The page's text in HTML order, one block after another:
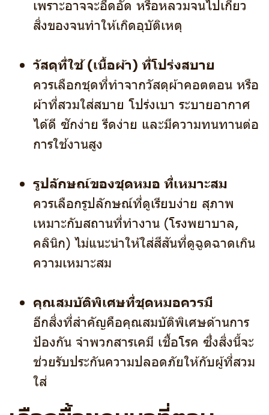
เพราะอาจจะอึดอัด หรือหลวมจนไปเกี่ยว
สิ่งของจนทำให้เกิดอุบัติเหตุ
วัสดุที่ใช้ (เนื้อผ้า) ที่โปร่งสบาย
ควรเลือกชุดที่ทำจากวัสดุผ้าคอตตอน หรือ
ผ้าที่สวมใส่สบาย โปร่งเบา ระบายอากาศ
ได้ดี ซักง่าย รีดง่าย และมีความทนทานต่อ
การใช้งานสูง
รูปลักษณ์ของชุดหมอ ที่เหมาะสม
ควรเลือกรูปลักษณ์ที่ดูเรียบง่าย สุภาพ
เหมาะกับสถานที่ทำงาน (โรงพยาบาล,
คลินิก) ไม่แนะนำให้ใส่สีสันที่ดูฉูดฉาดเกิน
ความเหมาะสม
คุณสมบัติพิเศษที่ชุดหมอควรมี
อีกสิ่งที่สำคัญคือคุณสมบัติพิเศษด้านการ
ป้องกัน จำพวกสารเคมี เชื้อโรค ซึ่งสิ่งนี้จะ
ช่วยรับประกันความปลอดภัยให้กับผู้ที่สวม
ใส่